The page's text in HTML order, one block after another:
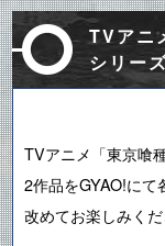
TVアニ
シリー
TVアニメ「東京喰
2作品をGYAO!にて
改めてお楽しみくだ